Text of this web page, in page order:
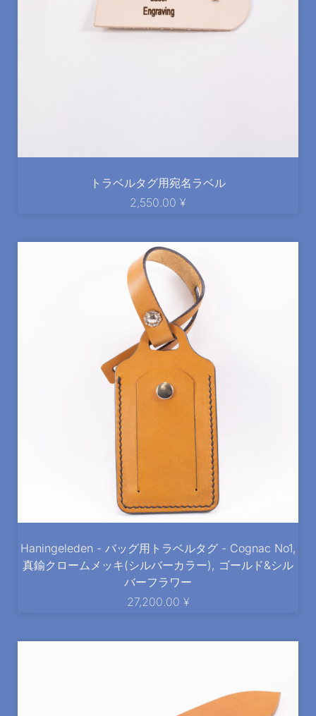
トラベルタグ用宛名ラベル
2,550.00 ¥
Haningeleden - バッグ用トラベルタグ - Cognac No1,
真鍮クロームメッキ(シルバーカラー), ゴールド&シル
バーフラワー
27,200.00 ¥